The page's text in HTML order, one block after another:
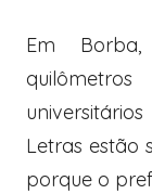
Em
Letras estão
porque o